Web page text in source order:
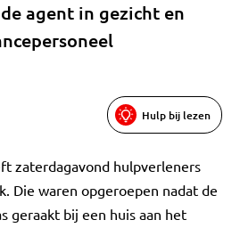
agent in gezicht en
Hulp bij lezen
zaterdagavond hulpverleners
Die waren opgeroepen nadat de
geraakt bij een huis aan het